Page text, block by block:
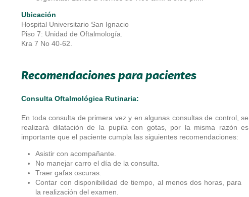
Ubicación
Hospital Universitario San Ignacio
Piso 7: Unidad de Oftalmología.
Kra 7 No 40-62.
Recomendaciones para pacientes
Consulta Oftalmológica Rutinaria:
En toda consulta de primera vez y en algunas consultas de control, se
realizará dilatación de la pupila con gotas, por la misma razón es
importante que el paciente cumpla las siguientes recomendaciones:
Asistir con acompañante.
No manejar carro el día de la consulta.
Traer gafas oscuras.
Contar con disponibilidad de tiempo, al menos dos horas, para
la realización del examen.